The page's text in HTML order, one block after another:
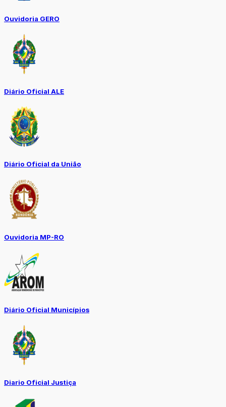
Ouvidoria GERO
Diário Oficial ALE
Diário Oficial da União
Ouvidoria MP-RO
Diário Oficial Municípios
Diario Oficial Justiça